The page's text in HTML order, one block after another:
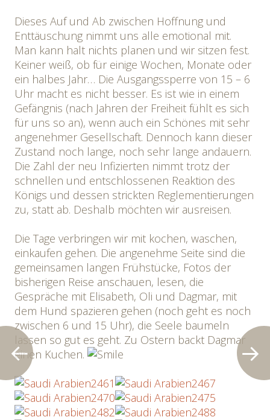
Dieses Auf und Ab zwischen Hoffnung und
Enttäuschung nimmt uns alle emotional mit.
Man kann halt nichts planen und wir sitzen fest.
Keiner weiß, ob für einige Wochen, Monate oder
ein halbes Jahr… Die Ausgangssperre von 15 – 6
Uhr macht es nicht besser. Es ist wie in einem
Gefängnis (nach Jahren der Freiheit fühlt es sich
für uns so an), wenn auch ein Schönes mit sehr
angenehmer Gesellschaft. Dennoch kann dieser
Zustand noch lange, noch sehr lange andauern.
Die Zahl der neu Infizierten nimmt trotz der
schnellen und entschlossenen Reaktion des
Königs und dessen strickten Reglementierungen
zu, statt ab. Deshalb möchten wir ausreisen.
Die Tage verbringen wir mit kochen, waschen,
einkaufen gehen. Die angenehme Seite sind die
gemeinsamen langen Frühstücke, Fotos der
bisherigen Reise anschauen, lesen, die
Gespräche mit Elisabeth, Oli und Dagmar, mit
dem Hund spazieren gehen (noch geht es noch
zwischen 6 und 15 Uhr), die Seele baumeln
lassen so gut es geht. Zu Ostern backt Dagmar
einen Kuchen.